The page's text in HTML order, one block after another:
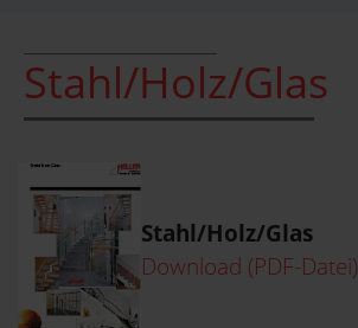
Stahl/Holz/Glas
Stahl/Holz/Glas
Download (PDF-Datei)